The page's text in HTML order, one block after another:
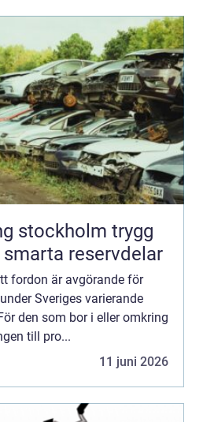
trygg
reservdelar
fordon är avgörande för
Sveriges varierande
den som bor i eller omkring
till pro...
11 juni 2026